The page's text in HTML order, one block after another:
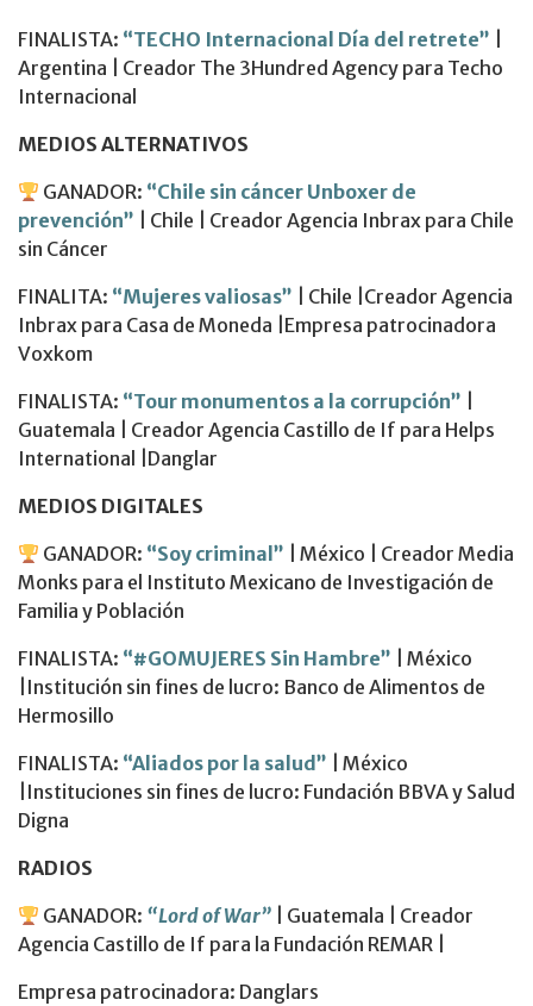
FINALISTA: “TECHO Internacional Día del retrete”
Argentina | Creador The 3Hundred Agency para Techo
Internacional
MEDIOS ALTERNATIVOS
GANADOR: “Chile sin cáncer Unboxer de
prevención”
| Chile | Creador Agencia Inbrax para Chile
sin Cáncer
FINALITA: “Mujeres valiosas”
| Chile |Creador Agencia
Inbrax para Casa de Moneda |Empresa patrocinadora
Voxkom
FINALISTA: “Tour monumentos a la corrupción”
Guatemala | Creador Agencia Castillo de If para Helps
International |Danglar
MEDIOS DIGITALES
GANADOR: “Soy criminal”
| México | Creador Media
Monks para el Instituto Mexicano de Investigación de
Familia y Población
FINALISTA: “#GOMUJERES Sin Hambre”
| México
|Institución sin fines de lucro: Banco de Alimentos de
Hermosillo
FINALISTA: “Aliados por la salud”
| México
|Instituciones sin fines de lucro: Fundación BBVA y Salud
Digna
RADIOS
GANADOR: “Lord of War”
| Guatemala | Creador
Agencia Castillo de If para la Fundación REMAR |
Empresa patrocinadora: Danglars